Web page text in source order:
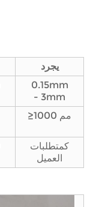
يجرد
0.15mm
- 3mm
≥1000 مم
كمتطلبات
العميل